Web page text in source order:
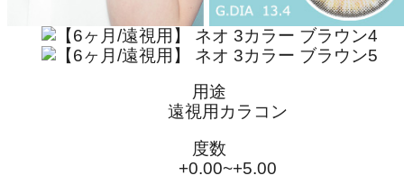
用途
遠視用カラコン
度数
+0.00~+5.00